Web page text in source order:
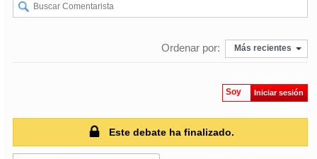
Ordenar por: Más recientes
Soy Iniciar sesión
Este debate ha finalizado.